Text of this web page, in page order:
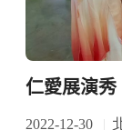
仁愛展演
2022-12-30